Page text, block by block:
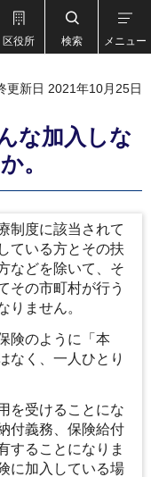
区役所 検索 メニュー
更新日 2021年10月25日
な加入しな
。
制度に該当されて
ている方とその扶
などを除いて、そ
その市町村が行う
りません。
険のように「本
なく、一人ひとり
を受けることにな
付義務、保険給付
することになりま
に加入している場